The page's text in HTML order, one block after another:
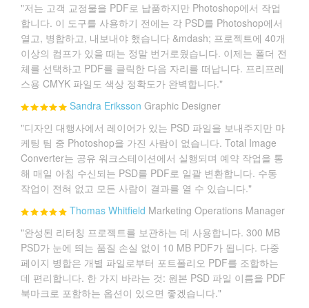
"저는 고객 교정물을 PDF로 납품하지만 Photoshop에서 작업
합니다. 이 도구를 사용하기 전에는 각 PSD를 Photoshop에서
열고, 병합하고, 내보내야 했습니다 &mdash; 프로젝트에 40개
이상의 컴프가 있을 때는 정말 번거로웠습니다. 이제는 폴더 전
체를 선택하고 PDF를 클릭한 다음 자리를 떠납니다. 프리프레
스용 CMYK 파일도 색상 정확도가 완벽합니다."
Sandra Eriksson Graphic Designer
"디자인 대행사에서 레이어가 있는 PSD 파일을 보내주지만 마
케팅 팀 중 Photoshop을 가진 사람이 없습니다. Total Image
Converter는 공유 워크스테이션에서 실행되며 예약 작업을 통
해 매일 아침 수신되는 PSD를 PDF로 일괄 변환합니다. 수동
작업이 전혀 없고 모든 사람이 결과를 열 수 있습니다."
Thomas Whitfield Marketing Operations Manager
"완성된 리터칭 프로젝트를 보관하는 데 사용합니다. 300 MB
PSD가 눈에 띄는 품질 손실 없이 10 MB PDF가 됩니다. 다중
페이지 병합은 개별 파일로부터 포트폴리오 PDF를 조합하는
데 편리합니다. 한 가지 바라는 것: 원본 PSD 파일 이름을 PDF
북마크로 포함하는 옵션이 있으면 좋겠습니다."